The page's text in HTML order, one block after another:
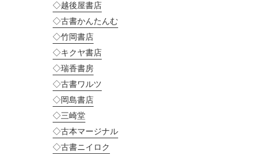
◇越後屋書店
◇古書かんたんむ
◇竹岡書店
◇キクヤ書店
◇瑞香書房
◇古書ワルツ
◇岡島書店
◇三崎堂
◇古本マージナル
◇古書ニイロク